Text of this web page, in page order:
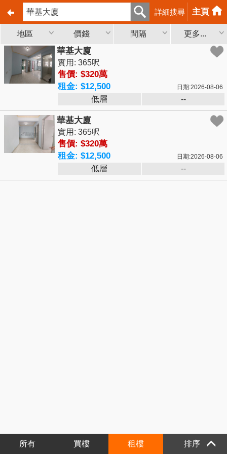
詳細搜尋 主頁
地區 價錢 間隔 更多...
華基大廈
實用: 365呎
售價: $320萬
租金: $12,500
日期:2026-08-06
低層 --
華基大廈
實用: 365呎
售價: $320萬
租金: $12,500
日期:2026-08-06
低層 --
所有 買樓 租樓 排序